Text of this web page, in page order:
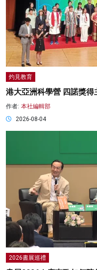
灼見教育
港大亞洲科學營 四諾獎
作者: 本社編輯部
2026-08-04
2026書展巡禮